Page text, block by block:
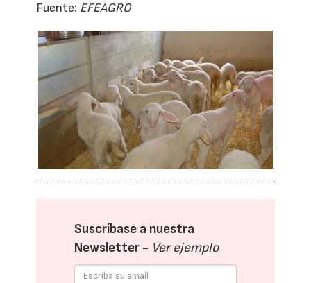
Fuente: EFEAGRO
Suscríbase a nuestra
Newsletter - Ver ejemplo